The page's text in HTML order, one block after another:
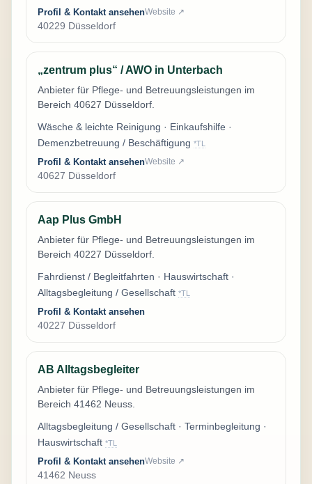
Profil & Kontakt ansehenWebsite ↗
40229 Düsseldorf
„zentrum plus“ / AWO in Unterbach
Anbieter für Pflege- und Betreuungsleistungen im
Bereich 40627 Düsseldorf.
Wäsche & leichte Reinigung · Einkaufshilfe ·
Demenzbetreuung / Beschäftigung *TL
Profil & Kontakt ansehenWebsite ↗
40627 Düsseldorf
Aap Plus GmbH
Anbieter für Pflege- und Betreuungsleistungen im
Bereich 40227 Düsseldorf.
Fahrdienst / Begleitfahrten · Hauswirtschaft ·
Alltagsbegleitung / Gesellschaft *TL
Profil & Kontakt ansehen
40227 Düsseldorf
AB Alltagsbegleiter
Anbieter für Pflege- und Betreuungsleistungen im
Bereich 41462 Neuss.
Alltagsbegleitung / Gesellschaft · Terminbegleitung ·
Hauswirtschaft *TL
Profil & Kontakt ansehenWebsite ↗
41462 Neuss